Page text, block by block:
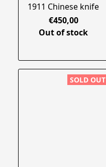
1911 Chinese knife
€450,00
Out of stock
SOLD OUT